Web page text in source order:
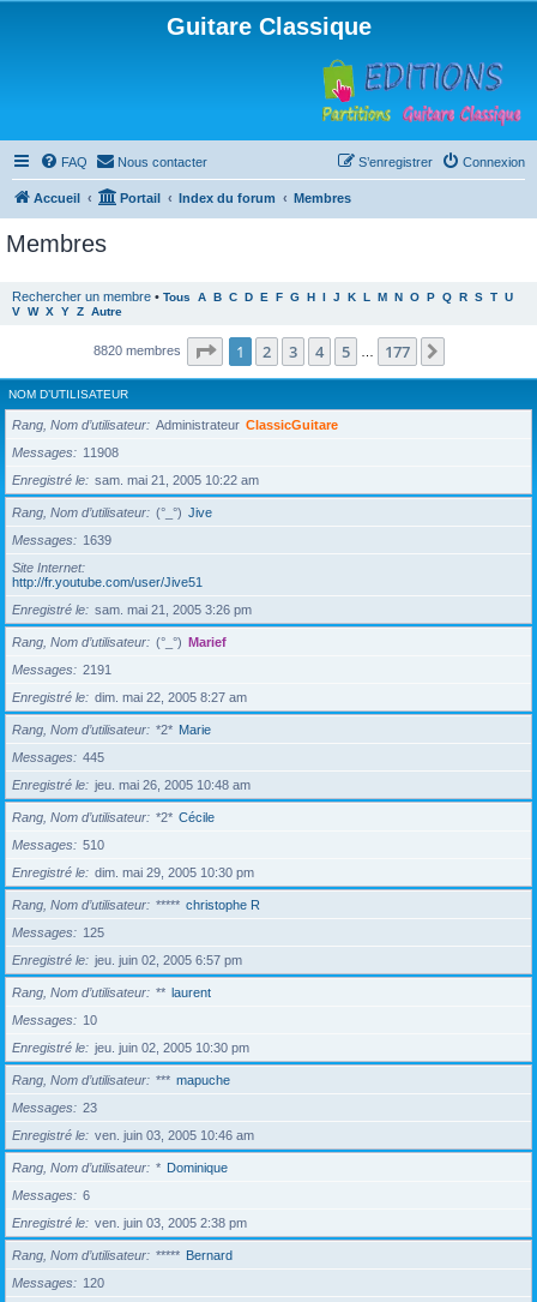
Guitare Classique
FAQ Nous contacter Connexion
S’enregistrer
Accueil Portail Index du forum Membres
Membres
Rechercher un membre • Tous A B C D E F G H I J K L M N O P Q R S T U
V W X Y Z Autre
8820 membres Page 1sur177
1 2 3 4 5 177
NOM D’UTILISATEUR
Rang, Nom d’utilisateur Administrateur ClassicGuitare
Messages
11908
Enregistré le
sam. mai 21, 2005 10:22 am
Rang, Nom d’utilisateur (°_°) Jive
Messages
1639
Site Internet
http://fr.youtube.com/user/Jive51
Enregistré le
sam. mai 21, 2005 3:26 pm
Rang, Nom d’utilisateur (°_°) Marief
Messages
2191
Enregistré le
dim. mai 22, 2005 8:27 am
Rang, Nom d’utilisateur *2* Marie
Messages
445
Enregistré le
jeu. mai 26, 2005 10:48 am
Rang, Nom d’utilisateur *2* Cécile
Messages
510
Enregistré le
dim. mai 29, 2005 10:30 pm
Rang, Nom d’utilisateur ***** christophe R
Messages
125
Enregistré le
jeu. juin 02, 2005 6:57 pm
Rang, Nom d’utilisateur ** laurent
Messages
10
Enregistré le
jeu. juin 02, 2005 10:30 pm
Rang, Nom d’utilisateur *** mapuche
Messages
23
Enregistré le
ven. juin 03, 2005 10:46 am
Rang, Nom d’utilisateur * Dominique
Messages
6
Enregistré le
ven. juin 03, 2005 2:38 pm
Rang, Nom d’utilisateur ***** Bernard
Messages
120